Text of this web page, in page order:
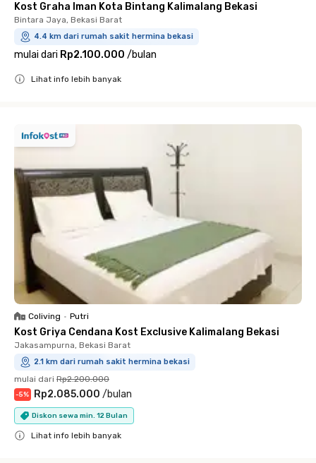
Kost Graha Iman Kota Bintang Kalimalang Bekasi
Bintara Jaya, Bekasi Barat
4.4 km dari rumah sakit hermina bekasi
mulai dari Rp2.100.000 /bulan
Lihat info lebih banyak
Coliving • Putri
Kost Griya Cendana Kost Exclusive Kalimalang Bekasi
Jakasampurna, Bekasi Barat
2.1 km dari rumah sakit hermina bekasi
mulai dari Rp2.200.000
-5% Rp2.085.000 /bulan
Diskon sewa min. 12 Bulan
Lihat info lebih banyak